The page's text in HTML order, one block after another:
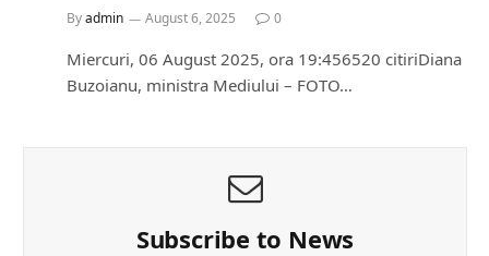
Byadmin August 6, 2025 0
Miercuri, 06 August 2025, ora 19:456520 citiriDiana
Buzoianu, ministra Mediului – FOTO…
Subscribe to News